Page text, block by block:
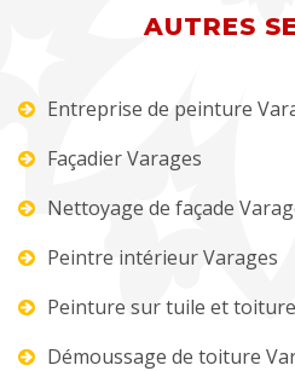
AUTRES
Entreprise de peinture
Façadier Varages
Nettoyage de façade
Peintre intérieur Varages
Peinture sur tuile et
Démoussage de toiture